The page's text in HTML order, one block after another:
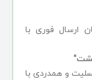
ارسال فوری با
و همدردی با